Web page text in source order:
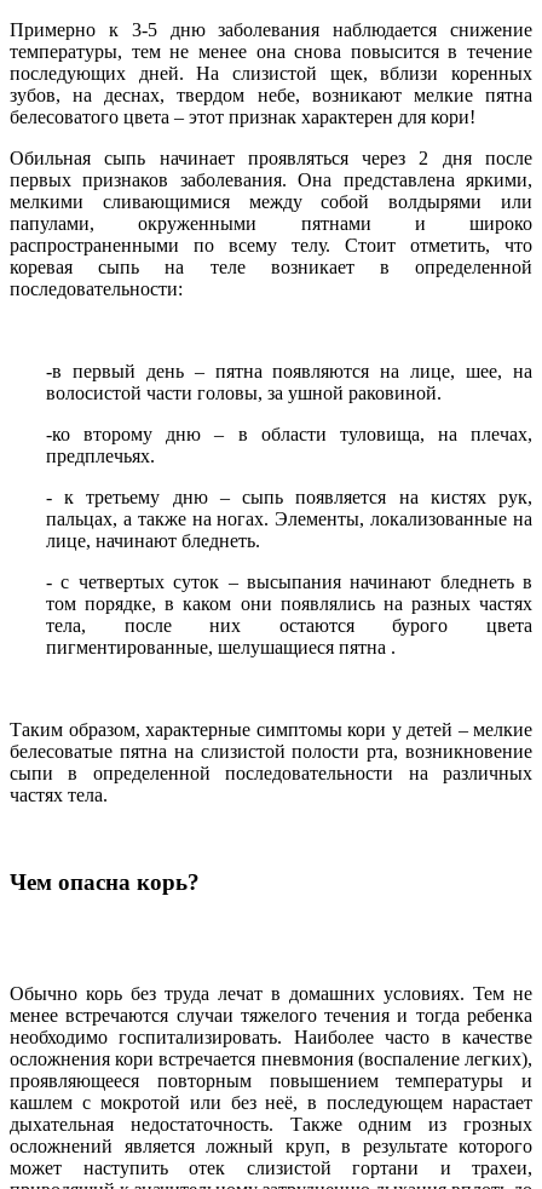
Примерно к 3-5 дню заболевания наблюдается снижение
температуры, тем не менее она снова повысится в течение
последующих дней. На слизистой щек, вблизи коренных
зубов, на деснах, твердом небе, возникают мелкие пятна
белесоватого цвета – этот признак характерен для кори!
Обильная сыпь начинает проявляться через 2 дня после
первых признаков заболевания. Она представлена яркими,
мелкими сливающимися между собой волдырями или
папулами, окруженными пятнами и широко
распространенными по всему телу. Стоит отметить, что
коревая сыпь на теле возникает в определенной
последовательности:
-в первый день – пятна появляются на лице, шее, на
волосистой части головы, за ушной раковиной.
-ко второму дню – в области туловища, на плечах,
предплечьях.
- к третьему дню – сыпь появляется на кистях рук,
пальцах, а также на ногах. Элементы, локализованные на
лице, начинают бледнеть.
- с четвертых суток – высыпания начинают бледнеть в
том порядке, в каком они появлялись на разных частях
тела, после них остаются бурого цвета
пигментированные, шелушащиеся пятна .
Таким образом, характерные симптомы кори у детей – мелкие
белесоватые пятна на слизистой полости рта, возникновение
сыпи в определенной последовательности на различных
частях тела.
Чем опасна корь?
Обычно корь без труда лечат в домашних условиях. Тем не
менее встречаются случаи тяжелого течения и тогда ребенка
необходимо госпитализировать. Наиболее часто в качестве
осложнения кори встречается пневмония (воспаление легких),
проявляющееся повторным повышением температуры и
кашлем с мокротой или без неё, в последующем нарастает
дыхательная недостаточность. Также одним из грозных
осложнений является ложный круп, в результате которого
может наступить отек слизистой гортани и трахеи,